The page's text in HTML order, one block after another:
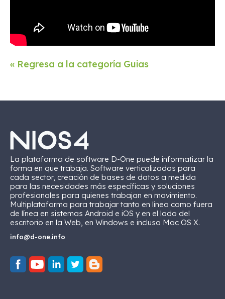
« Regresa a la categoría Guias
La plataforma de software D-One puede informatizar la
forma en que trabaja. Software verticalizados para
cada sector, creación de bases de datos a medida
para las necesidades más específicas y soluciones
profesionales para quienes trabajan en movimiento.
Multiplataforma para trabajar tanto en línea como fuera
de línea en sistemas Android e iOS y en el lado del
escritorio en la Web, en Windows e incluso Mac OS X.
info@d-one.info